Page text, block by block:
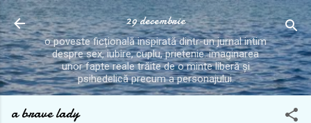
Treceți la conținutul principal
29 decembrie
o poveste ficțională inspirată dintr-un jurnal intim
despre sex, iubire, cuplu, prietenie. imaginarea
unor fapte reale trăite de o minte liberă și
psihedelică precum a personajului.
a brave lady